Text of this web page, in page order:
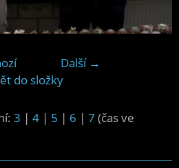
Další →
do složky
3 | 4 | 5 | 6 | 7 (čas ve